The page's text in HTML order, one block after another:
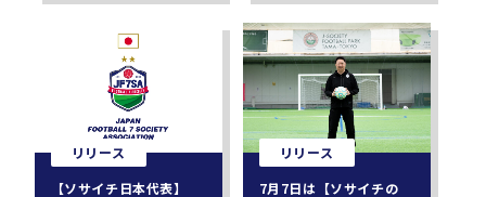
リリース
【ソサイチ日本代表】
リリース
7月7日は【ソサイチの